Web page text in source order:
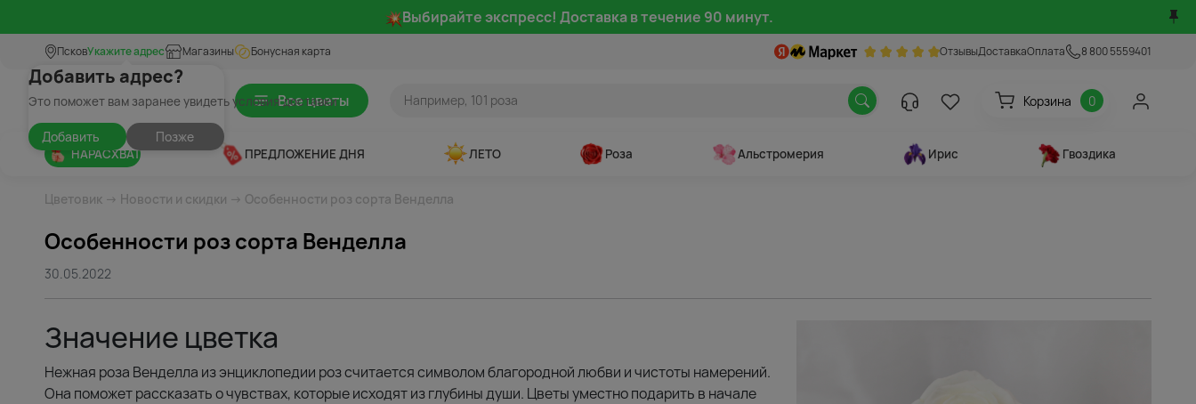
Выбирайте экспресс! Доставка в течение 90 минут.
ПсковУкажите адрес
Добавить адрес?
Это поможет вам заранее увидеть условия доставки
Добавить Позже
Магазины Бонусная карта ОтзывыДоставкаОплата 8 800 5559401
Все цветы Корзина 0
НАРАСХВАТ ПРЕДЛОЖЕНИЕ ДНЯ ЛЕТО Роза Альстромерия Ирис Гвоздика
Цветовик → Новости и скидки → Особенности роз сорта Венделла
Особенности роз сорта Венделла
30.05.2022
Значение цветка
Нежная роза Венделла из энциклопедии роз считается символом благородной любви и чистоты намерений.
Она поможет рассказать о чувствах, которые исходят из глубины души. Цветы уместно подарить в начале